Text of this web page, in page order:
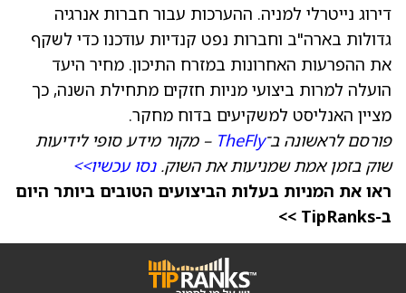
דירוג נייטרלי למניה. ההערכות עבור חברות אנרגיה
גדולות בארה"ב וחברות נפט קנדיות עודכנו כדי לשקף
את ההפרעות האחרונות במזרח התיכון. מחיר היעד
הועלה למרות ביצועי מניות חזקים מתחילת השנה, כך
מציין האנליסט למשקיעים בדוח מחקר.
פורסם לראשונה ב־TheFly – מקור מידע סופי לידיעות
שוק בזמן אמת שמניעות את השוק.נסו עכשיו>>
ראו את המניות בעלות הביצועים הטובים ביותר היום
ב-TipRanks >>